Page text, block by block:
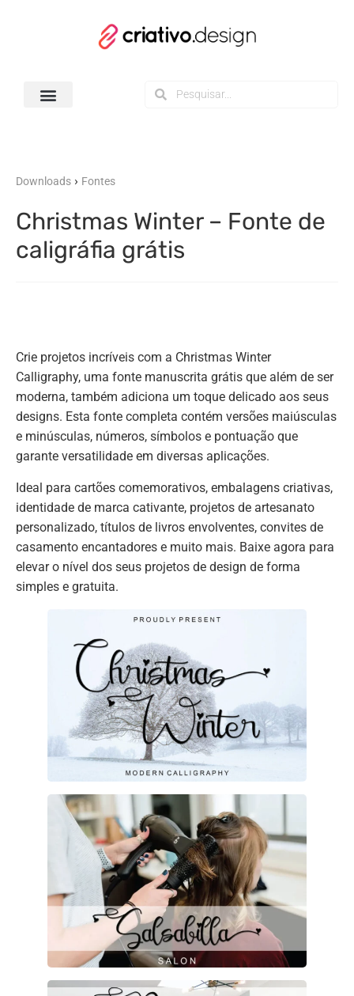
Downloads › Fontes
Christmas Winter – Fonte de
caligráfia grátis
Crie projetos incríveis com a Christmas Winter
Calligraphy, uma fonte manuscrita grátis que além de ser
moderna, também adiciona um toque delicado aos seus
designs. Esta fonte completa contém versões maiúsculas
e minúsculas, números, símbolos e pontuação que
garante versatilidade em diversas aplicações.
Ideal para cartões comemorativos, embalagens criativas,
identidade de marca cativante, projetos de artesanato
personalizado, títulos de livros envolventes, convites de
casamento encantadores e muito mais. Baixe agora para
elevar o nível dos seus projetos de design de forma
simples e gratuita.